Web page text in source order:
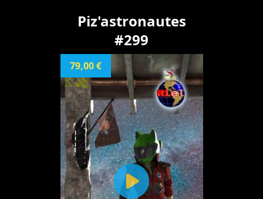
Piz'astronautes
#299
79,00 €